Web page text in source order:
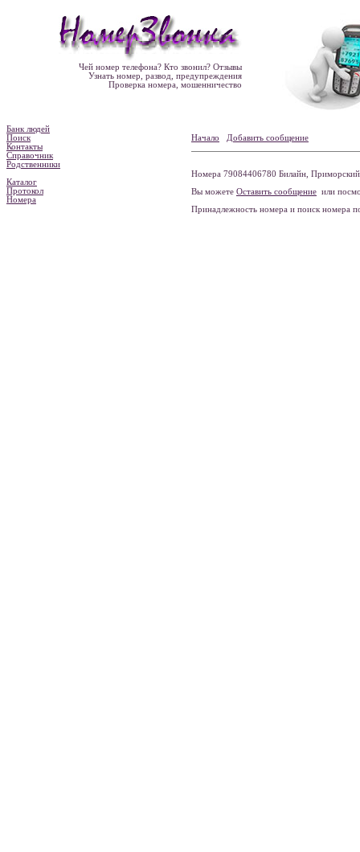
Чей номер телефона? Кто звонил? Отзывы
Узнать номер, развод, предупреждения
Проверка номера, мошенничество
Банк людей
Поиск
Контакты
Справочник
Родственники
Каталог
Протокол
Номера
Начало Добавить сообщение
Номера 79084406780 Билайн, Приморский
Вы можете Оставить сообщение или
Принадлежность номера и поиск номера